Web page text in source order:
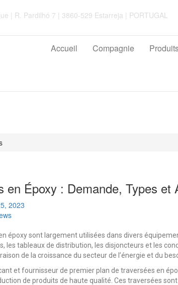
| R. Pardilhó 7 | 3860-529 Estarreja | PORTUGAL
Accueil Compagnie
en Époxy : Demande, Types et
2023
époxy sont largement utilisées dans divers
les tableaux de distribution, les disjoncteurs et les
de la croissance du secteur de l’énergie et du
et fournisseur de premier plan de traversées en
de produits de haute qualité. Ces traversées